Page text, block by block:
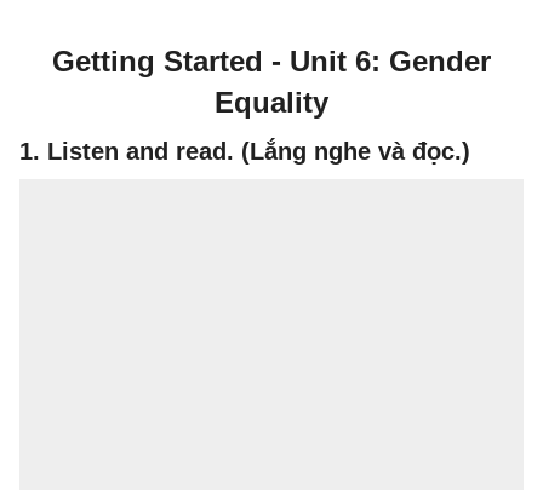
Getting Started - Unit 6: Gender
Equality
1. Listen and read. (Lắng nghe và đọc.)